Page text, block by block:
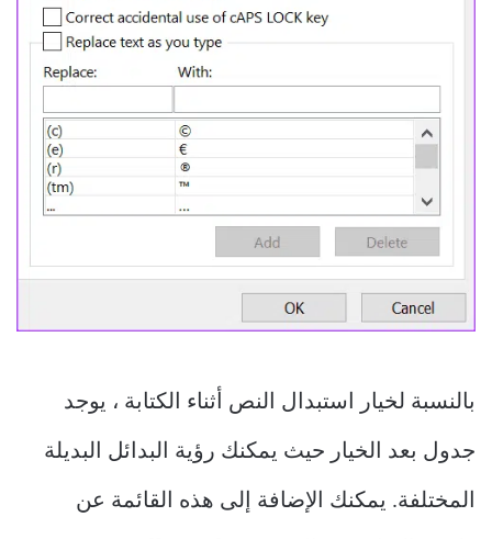
بالنسبة لخيار استبدال النص أثناء الكتابة ، يوجد
جدول بعد الخيار حيث يمكنك رؤية البدائل البديلة
المختلفة. يمكنك الإضافة إلى هذه القائمة عن